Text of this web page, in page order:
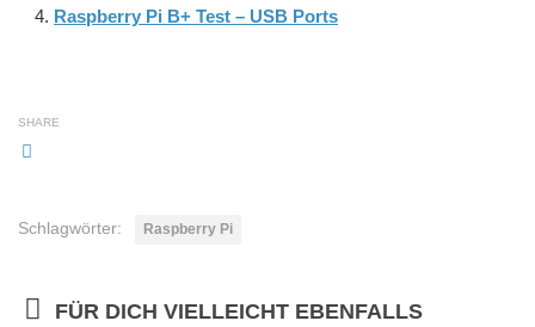
Raspberry Pi B+ Test – USB Ports
SHARE
Schlagwörter: Raspberry Pi
FÜR DICH VIELLEICHT EBENFALLS